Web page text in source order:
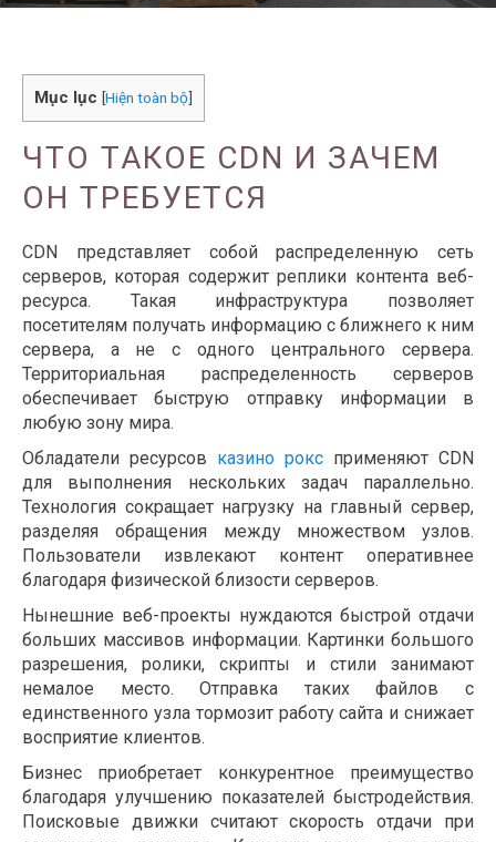
Mục lục [Hiện toàn bộ]
ЧТО ТАКОЕ CDN И ЗАЧЕМ
ОН ТРЕБУЕТСЯ
CDN представляет собой распределенную сеть
серверов, которая содержит реплики контента веб-
ресурса. Такая инфраструктура позволяет
посетителям получать информацию с ближнего к ним
сервера, а не с одного центрального сервера.
Территориальная распределенность серверов
обеспечивает быструю отправку информации в
любую зону мира.
Обладатели ресурсов казино рокс применяют CDN
для выполнения нескольких задач параллельно.
Технология сокращает нагрузку на главный сервер,
разделяя обращения между множеством узлов.
Пользователи извлекают контент оперативнее
благодаря физической близости серверов.
Нынешние веб-проекты нуждаются быстрой отдачи
больших массивов информации. Картинки большого
разрешения, ролики, скрипты и стили занимают
немалое место. Отправка таких файлов с
единственного узла тормозит работу сайта и снижает
восприятие клиентов.
Бизнес приобретает конкурентное преимущество
благодаря улучшению показателей быстродействия.
Поисковые движки считают скорость отдачи при